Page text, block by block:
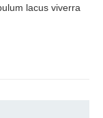
lacus viverra